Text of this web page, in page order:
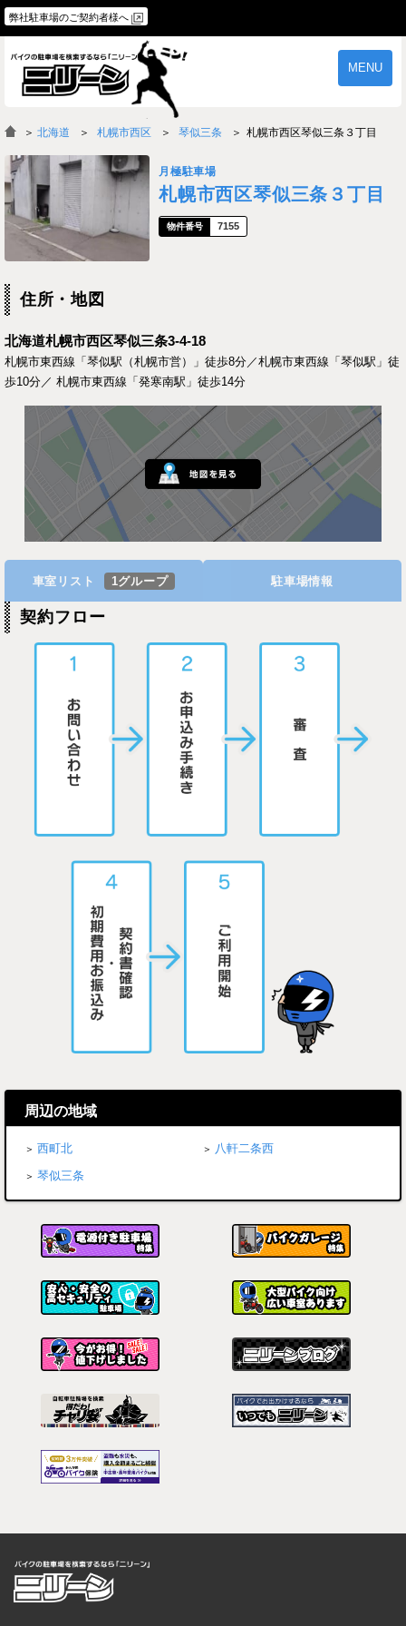
弊社駐車場のご契約者様へ
MENU
物件一覧 ご契約の流れ
よくあるご質問
＞ 北海道 札幌市西区 琴似三条 札幌市西区琴似三条３丁目
月極駐車場
札幌市西区琴似三条３丁目
7155
住所・地図
北海道札幌市西区琴似三条3-4-18
札幌市東西線「琴似駅（札幌市営）」徒歩8分／札幌市東西線「琴似駅」徒
歩10分／ 札幌市東西線「発寒南駅」徒歩14分
車室リスト 1グループ 駐車場情報
契約フロー
周辺の地域
西町北
八軒二条西
琴似三条